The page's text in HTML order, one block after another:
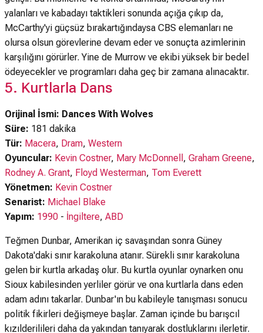
yalanları ve kabadayı taktikleri sonunda açığa çıkıp da,
McCarthy'yi güçsüz bırakartığındaysa CBS elemanları ne
olursa olsun görevlerine devam eder ve sonuçta azimlerinin
karşılığını görürler. Yine de Murrow ve ekibi yüksek bir bedel
ödeyecekler ve programları daha geç bir zamana alınacaktır.
5. Kurtlarla Dans
Orijinal İsmi: Dances With Wolves
Süre: 181 dakika
Tür: Macera, Dram, Western
Oyuncular: Kevin Costner, Mary McDonnell , Graham Greene,
Rodney A. Grant, Floyd Westerman, Tom Everett
Yönetmen: Kevin Costner
Senarist: Michael Blake
Yapım: 1990 - İngiltere, ABD
Teğmen Dunbar, Amerikan iç savaşından sonra Güney
Dakota'daki sınır karakoluna atanır. Sürekli sınır karakoluna
gelen bir kurtla arkadaş olur. Bu kurtla oyunlar oynarken onu
Sioux kabilesinden yerliler görür ve ona kurtlarla dans eden
adam adını takarlar. Dunbar'ın bu kabileyle tanışması sonucu
politik fikirleri değişmeye başlar. Zaman içinde bu barışcıl
kızılderilileri daha da yakından tanıyarak dostluklarını ilerletir.